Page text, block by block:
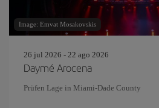
Image: Emvat Mosakovskis
26 jul 2026 - 22 ago 2026
Daymé Arocena
Prüfen Lage in Miami-Dade County